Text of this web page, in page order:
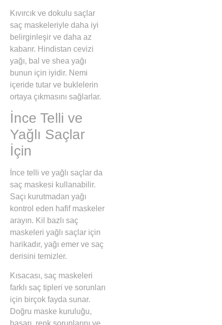
Kıvırcık ve dokulu saçlar
saç maskeleriyle daha iyi
belirginleşir ve daha az
kabarır. Hindistan cevizi
yağı, bal ve shea yağı
bunun için iyidir. Nemi
içeride tutar ve buklelerin
ortaya çıkmasını sağlarlar.
İnce Telli ve
Yağlı Saçlar
İçin
İnce telli ve yağlı saçlar da
saç maskesi kullanabilir.
Saçı kurutmadan yağı
kontrol eden hafif maskeler
arayın. Kil bazlı saç
maskeleri yağlı saçlar için
harikadır, yağı emer ve saç
derisini temizler.
Kısacası, saç maskeleri
farklı saç tipleri ve sorunları
için birçok fayda sunar.
Doğru maske kuruluğu,
hasarı, renk sorunlarını ve